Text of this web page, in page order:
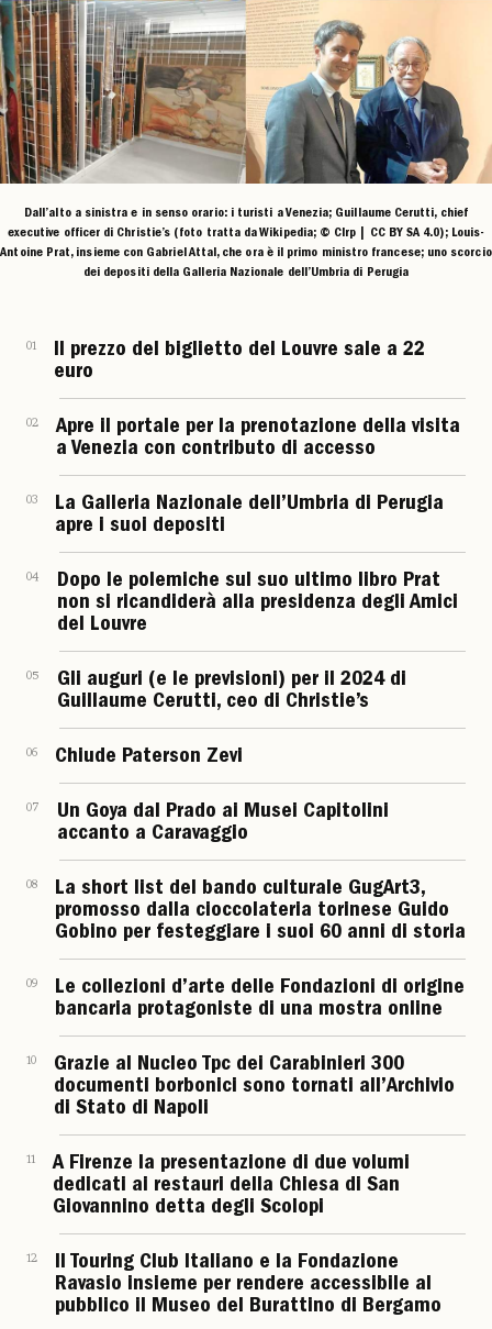
Dall’alto a sinistra e in senso orario: i turisti a Venezia; Guillaume Cerutti, chief
executive officer di Christie’s (foto tratta da Wikipedia; © Clrp | CC BY SA 4.0); Louis-
Antoine Prat, insieme con Gabriel Attal, che ora è il primo ministro francese; uno scorcio
dei depositi della Galleria Nazionale dell’Umbria di Perugia
01
Il prezzo del biglietto del Louvre sale a 22
euro
02
Apre il portale per la prenotazione della visita
a Venezia con contributo di accesso
03
La Galleria Nazionale dell’Umbria di Perugia
apre i suoi depositi
04
Dopo le polemiche sul suo ultimo libro Prat
non si ricandiderà alla presidenza degli Amici
del Louvre
05
Gli auguri (e le previsioni) per il 2024 di
Guillaume Cerutti, ceo di Christie’s
06 Chiude Paterson Zevi
07
Un Goya dal Prado ai Musei Capitolini
accanto a Caravaggio
08
La short list del bando culturale GugArt3,
promosso dalla cioccolateria torinese Guido
Gobino per festeggiare i suoi 60 anni di storia
09
Le collezioni d’arte delle Fondazioni di origine
bancaria protagoniste di una mostra online
10
Grazie al Nucleo Tpc dei Carabinieri 300
documenti borbonici sono tornati all’Archivio
di Stato di Napoli
11
A Firenze la presentazione di due volumi
dedicati ai restauri della Chiesa di San
Giovannino detta degli Scolopi
12
Il Touring Club Italiano e la Fondazione
Ravasio insieme per rendere accessibile al
pubblico il Museo del Burattino di Bergamo